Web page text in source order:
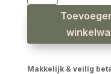
oudroze
Makkelijk & veilig